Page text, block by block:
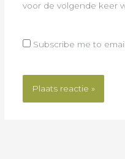
voor de volgende keer
Subscribe me to